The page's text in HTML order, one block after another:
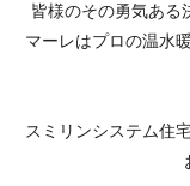
皆様のその勇気ある
マーレはプロの温水
スミリンシステム住